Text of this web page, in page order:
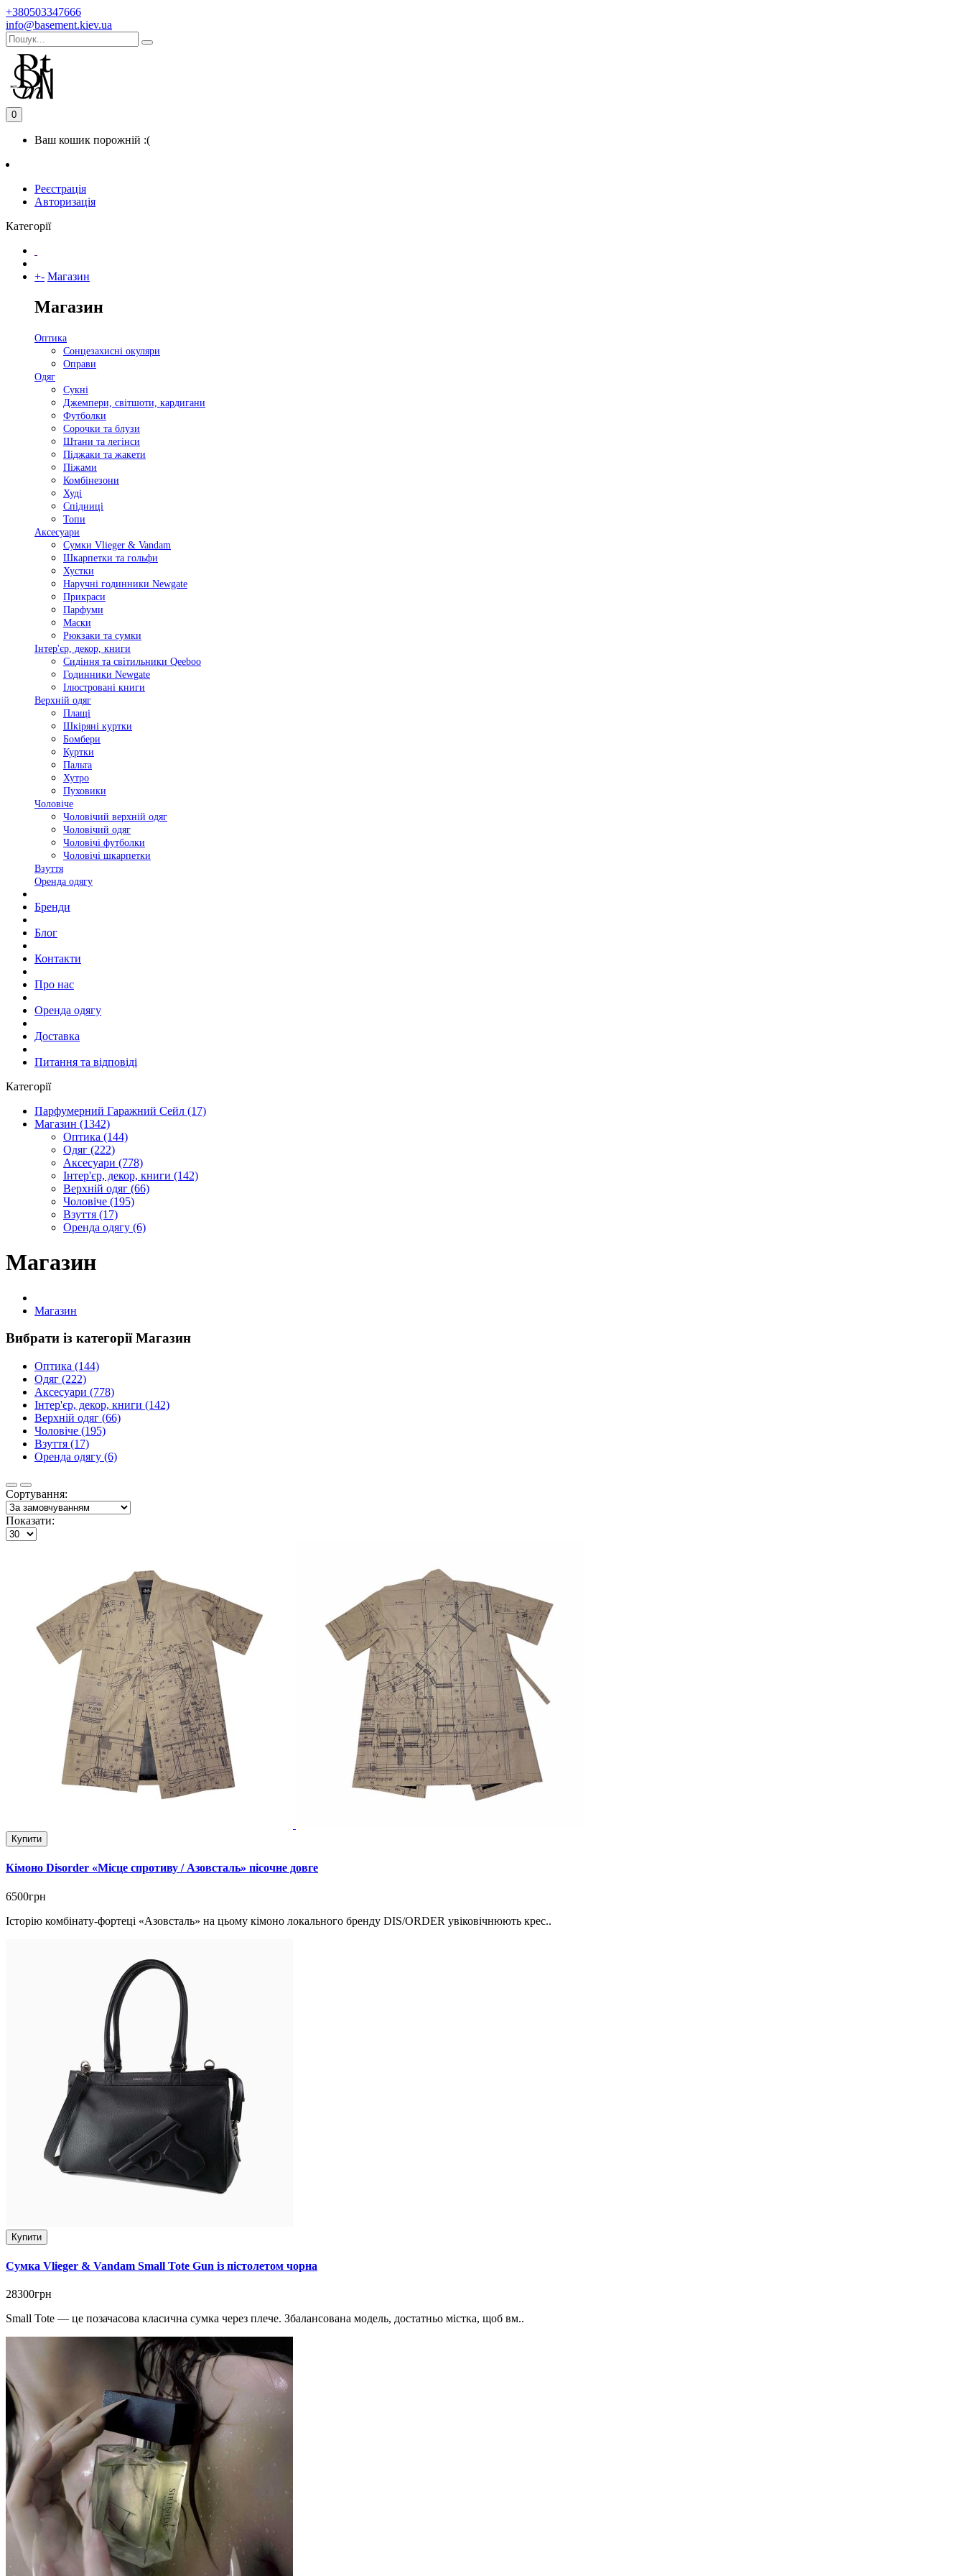
+380503347666
info@basement.kiev.ua
0
Ваш кошик порожній :(
Реєстрація
Авторизація
Категорії
+- Магазин
Магазин
Оптика
Сонцезахисні окуляри
Оправи
Одяг
Сукні
Джемпери, світшоти, кардигани
Футболки
Сорочки та блузи
Штани та легінси
Піджаки та жакети
Піжами
Комбінезони
Худі
Спідниці
Топи
Аксесуари
Сумки Vlieger & Vandam
Шкарпетки та гольфи
Хустки
Наручні годинники Newgate
Прикраси
Парфуми
Маски
Рюкзаки та сумки
Інтер'єр, декор, книги
Сидіння та світильники Qeeboo
Годинники Newgate
Ілюстровані книги
Верхній одяг
Плащі
Шкіряні куртки
Бомбери
Куртки
Пальта
Хутро
Пуховики
Чоловіче
Чоловічий верхній одяг
Чоловічий одяг
Чоловічі футболки
Чоловічі шкарпетки
Взуття
Оренда одягу
Бренди
Блог
Контакти
Про нас
Оренда одягу
Доставка
Питання та відповіді
Категорії
Парфумерний Гаражний Сейл (17)
Магазин (1342)
Оптика (144)
Одяг (222)
Аксесуари (778)
Інтер'єр, декор, книги (142)
Верхній одяг (66)
Чоловіче (195)
Взуття (17)
Оренда одягу (6)
Магазин
Магазин
Вибрати із категорії Магазин
Оптика (144)
Одяг (222)
Аксесуари (778)
Інтер'єр, декор, книги (142)
Верхній одяг (66)
Чоловіче (195)
Взуття (17)
Оренда одягу (6)
Сортування:
Показати:
Купити
Кімоно Disorder «Місце спротиву / Азовсталь» пісочне довге
6500грн
Історію комбінату-фортеці «Азовсталь» на цьому кімоно локального бренду DIS/ORDER увіковічнюють крес..
Купити
Сумка Vlieger & Vandam Small Tote Gun із пістолетом чорна
28300грн
Small Tote — це позачасова класична сумка через плече. Збалансована модель, достатньо містка, щоб вм..